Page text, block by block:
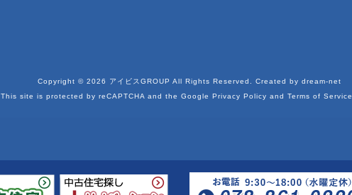
Copyright © 2026 アイビスGROUP All Rights Reserved. Created by dream-net
This site is protected by reCAPTCHA and the Google Privacy Policy and Terms of Service